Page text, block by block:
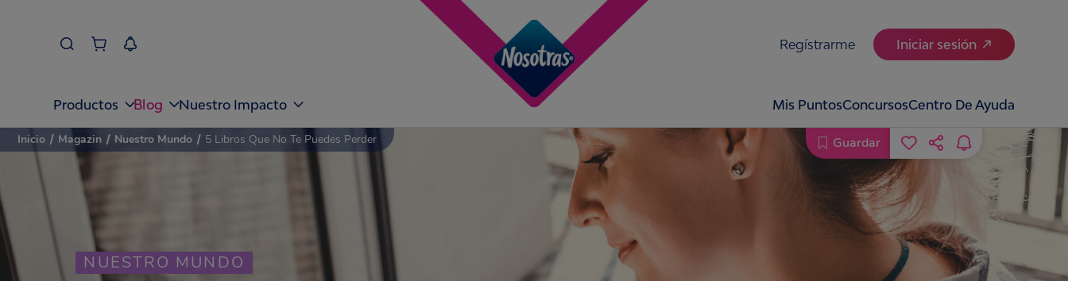
Regístrarme Iniciar sesión
Productos Blog Nuestro Impacto Mis PuntosConcursosCentro De Ayuda
NUESTRO MUNDO
Inicio / Magazin / Nuestro Mundo / 5 Libros Que No Te Puedes Perder Guardar